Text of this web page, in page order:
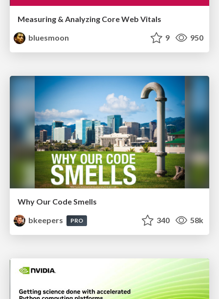
Measuring & Analyzing Core Web Vitals
bluesmoon
9 950
Why Our Code Smells
bkeepers
PRO 340 58k